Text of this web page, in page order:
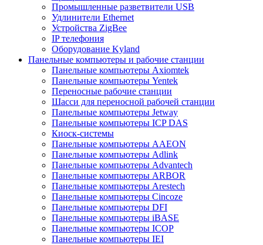
Промышленные разветвители USB
Удлинители Ethernet
Устройства ZigBee
IP телефония
Оборудование Kyland
Панельные компьютеры и рабочие станции
Панельные компьютеры Axiomtek
Панельные компьютеры Yentek
Переносные рабочие станции
Шасси для переносной рабочей станции
Панельные компьютеры Jetway
Панельные компьютеры ICP DAS
Киоск-системы
Панельные компьютеры AAEON
Панельные компьютеры Adlink
Панельные компьютеры Advantech
Панельные компьютеры ARBOR
Панельные компьютеры Arestech
Панельные компьютеры Cincoze
Панельные компьютеры DFI
Панельные компьютеры iBASE
Панельные компьютеры ICOP
Панельные компьютеры IEI